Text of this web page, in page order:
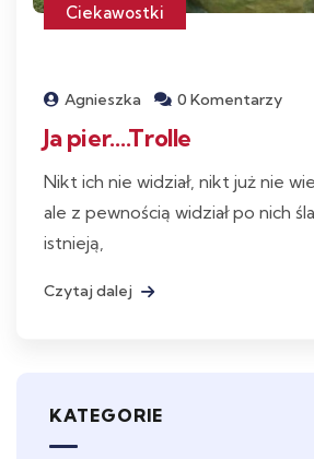
Ciekawostki
Agnieszka 0 Komentarzy
Ja pier….Trolle
Nikt ich nie widział, nikt już nie
ale z pewnością widział po nich
istnieją,
Czytaj dalej
KATEGORIE